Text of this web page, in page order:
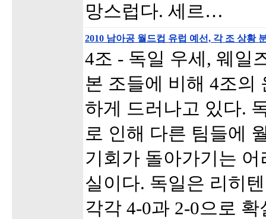
망스럽다. 세르…
2010 남아공 월드컵 유럽 예선, 각 조 상황
4조 - 독일 우세, 웨일
본 조들에 비해 4조의
하게 드러나고 있다.
로 인해 다른 팀들에
기회가 돌아가기는
실이다. 독일은 리히
각각 4-0과 2-0으로